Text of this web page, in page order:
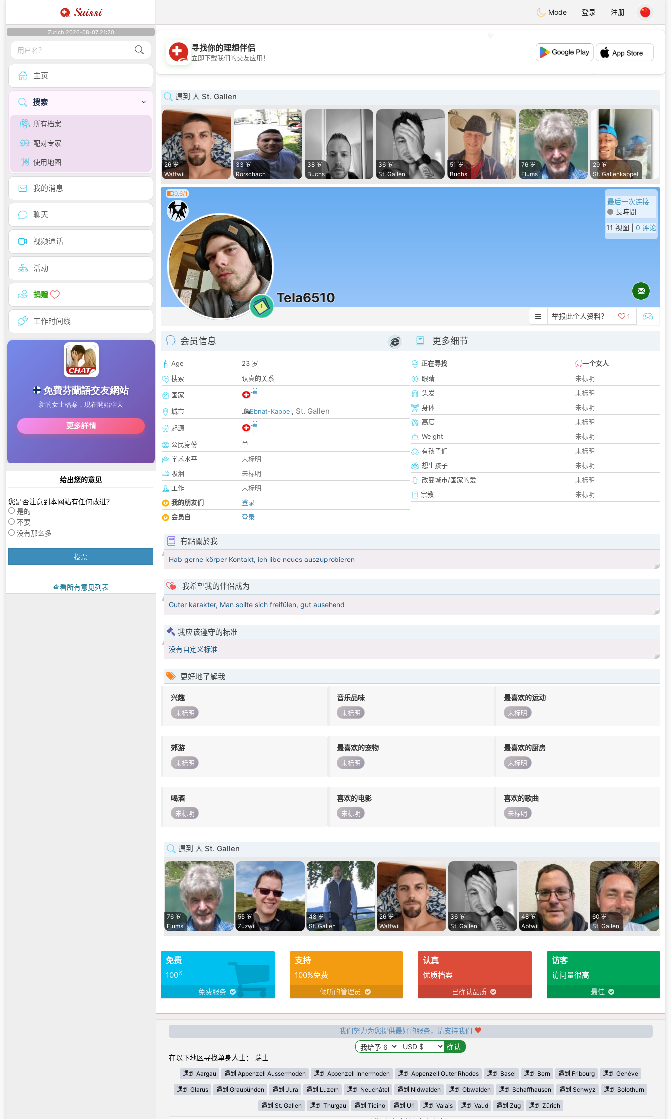
Suissi Mode 登录 注册
Zurich 2026-08-07 21:20
主页
搜索
所有档案
配对专家
使用地图
我的消息
聊天
视频通话
活动
捐赠
工作时间线
给出您的意见
您是否注意到本网站有任何改进？
是的
不要
没有那么多
投票
查看所有意见列表
💖
💕
寻找你的理想伴侣
立即下载我们的交友应用！
遇到 人 St. Gallen
26 岁
Wattwil
33 岁
Rorschach
38 岁
Buchs
36 岁
St. Gallen
51 岁
Buchs
76 岁
Flums
29 岁
St. Gallenkappel
0.6/1
1
Tela6510
最后一次连接
長時間
11 视图 | 0 评论
举报此个人资料？ 1
会员信息
Age
23 岁
搜索
认真的关系
国家
瑞
士
城市
Ebnat-Kappel, St. Gallen
起源
瑞
士
公民身份
单
学术水平
未标明
吸烟
未标明
工作
未标明
我的朋友们
登录
会员自
登录
更多细节
正在尋找
一个女人
眼睛
未标明
头发
未标明
身体
未标明
高度
未标明
Weight
未标明
有孩子们
未标明
想生孩子
未标明
改变城市/国家的爱
未标明
宗教
未标明
有點關於我
Hab gerne körper Kontakt, ich libe neues auszuprobieren
我希望我的伴侣成为
Guter karakter, Man sollte sich freifülen, gut ausehend
我应该遵守的标准
没有自定义标准
更好地了解我
兴趣
未标明
音乐品味
未标明
最喜欢的运动
未标明
郊游
未标明
最喜欢的宠物
未标明
最喜欢的厨房
未标明
喝酒
未标明
喜欢的电影
未标明
喜欢的歌曲
未标明
遇到 人 St. Gallen
76 岁
Flums
55 岁
Zuzwil
48 岁
St. Gallen
26 岁
Wattwil
36 岁
St. Gallen
48 岁
Abtwil
60 岁
St. Gallen
免费
100%
免费服务
支持
100%免费
倾听的管理员
认真
优质档案
已确认品质
访客
访问量很高
最佳
我们努力为您提供最好的服务，请支持我们
在以下地区寻找单身人士： 瑞士
遇到 Aargau 遇到 Appenzell Ausserrhoden 遇到 Appenzell Innerrhoden 遇到 Appenzell Outer Rhodes 遇到 Basel 遇到 Bern 遇到 Fribourg 遇到 Genève
遇到 Glarus 遇到 Graubünden 遇到 Jura 遇到 Luzern 遇到 Neuchâtel 遇到 Nidwalden 遇到 Obwalden 遇到 Schaffhausen 遇到 Schwyz 遇到 Solothurn
遇到 St. Gallen 遇到 Thurgau 遇到 Ticino 遇到 Uri 遇到 Valais 遇到 Vaud 遇到 Zug 遇到 Zürich